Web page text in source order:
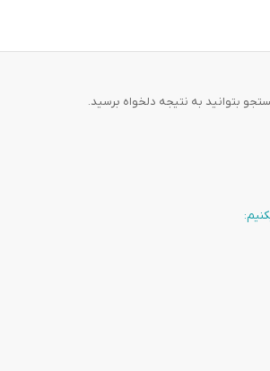
بتوانید به نتیجه دلخواه برسید.